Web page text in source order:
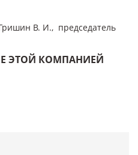
В. И., председатель
ЭТОЙ КОМПАНИЕЙ